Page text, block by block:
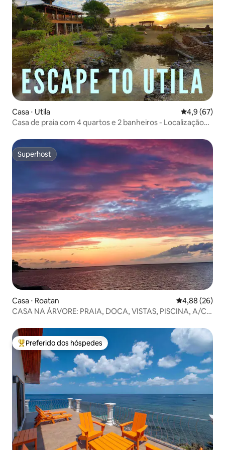
Casa ⋅ Utila 4,9 de uma
4,9 (67)
Casa de praia com 4 quartos e 2 banheiros - Localização
Superhost
Superhost
Casa ⋅ Roatan 4,88 de uma
4,88 (26)
CASA NA ÁRVORE: PRAIA, DOCA, VISTAS, PISCINA, A/C,
Entre os melhores preferidos dos hóspedes
Preferido dos hóspedes